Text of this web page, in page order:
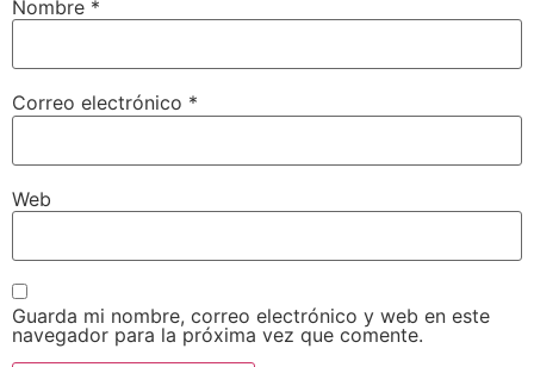
Nombre *
Correo electrónico *
Web
Guarda mi nombre, correo electrónico y web en este
navegador para la próxima vez que comente.